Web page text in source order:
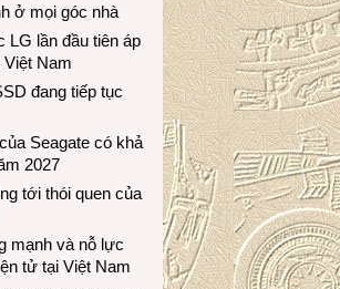
ở mọi góc nhà
lần đầu tiên áp
Nam
đang tiếp tục
Seagate có khả
2027
tới thói quen của
mạnh và nỗ lực
tử tại Việt Nam